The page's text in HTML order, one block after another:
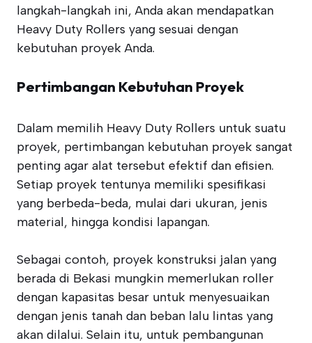
langkah-langkah ini, Anda akan mendapatkan
Heavy Duty Rollers yang sesuai dengan
kebutuhan proyek Anda.
Pertimbangan Kebutuhan Proyek
Dalam memilih Heavy Duty Rollers untuk suatu
proyek, pertimbangan kebutuhan proyek sangat
penting agar alat tersebut efektif dan efisien.
Setiap proyek tentunya memiliki spesifikasi
yang berbeda-beda, mulai dari ukuran, jenis
material, hingga kondisi lapangan.
Sebagai contoh, proyek konstruksi jalan yang
berada di Bekasi mungkin memerlukan roller
dengan kapasitas besar untuk menyesuaikan
dengan jenis tanah dan beban lalu lintas yang
akan dilalui. Selain itu, untuk pembangunan